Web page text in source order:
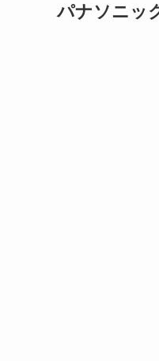
パナソニッ